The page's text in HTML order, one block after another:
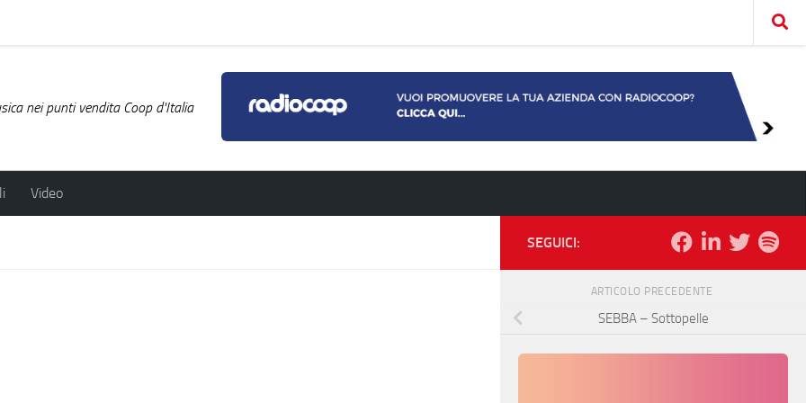
nei punti vendita Coop d'Italia
Video
SEGUICI:
ARTICOLO PRECEDENTE
SEBBA – Sottopelle